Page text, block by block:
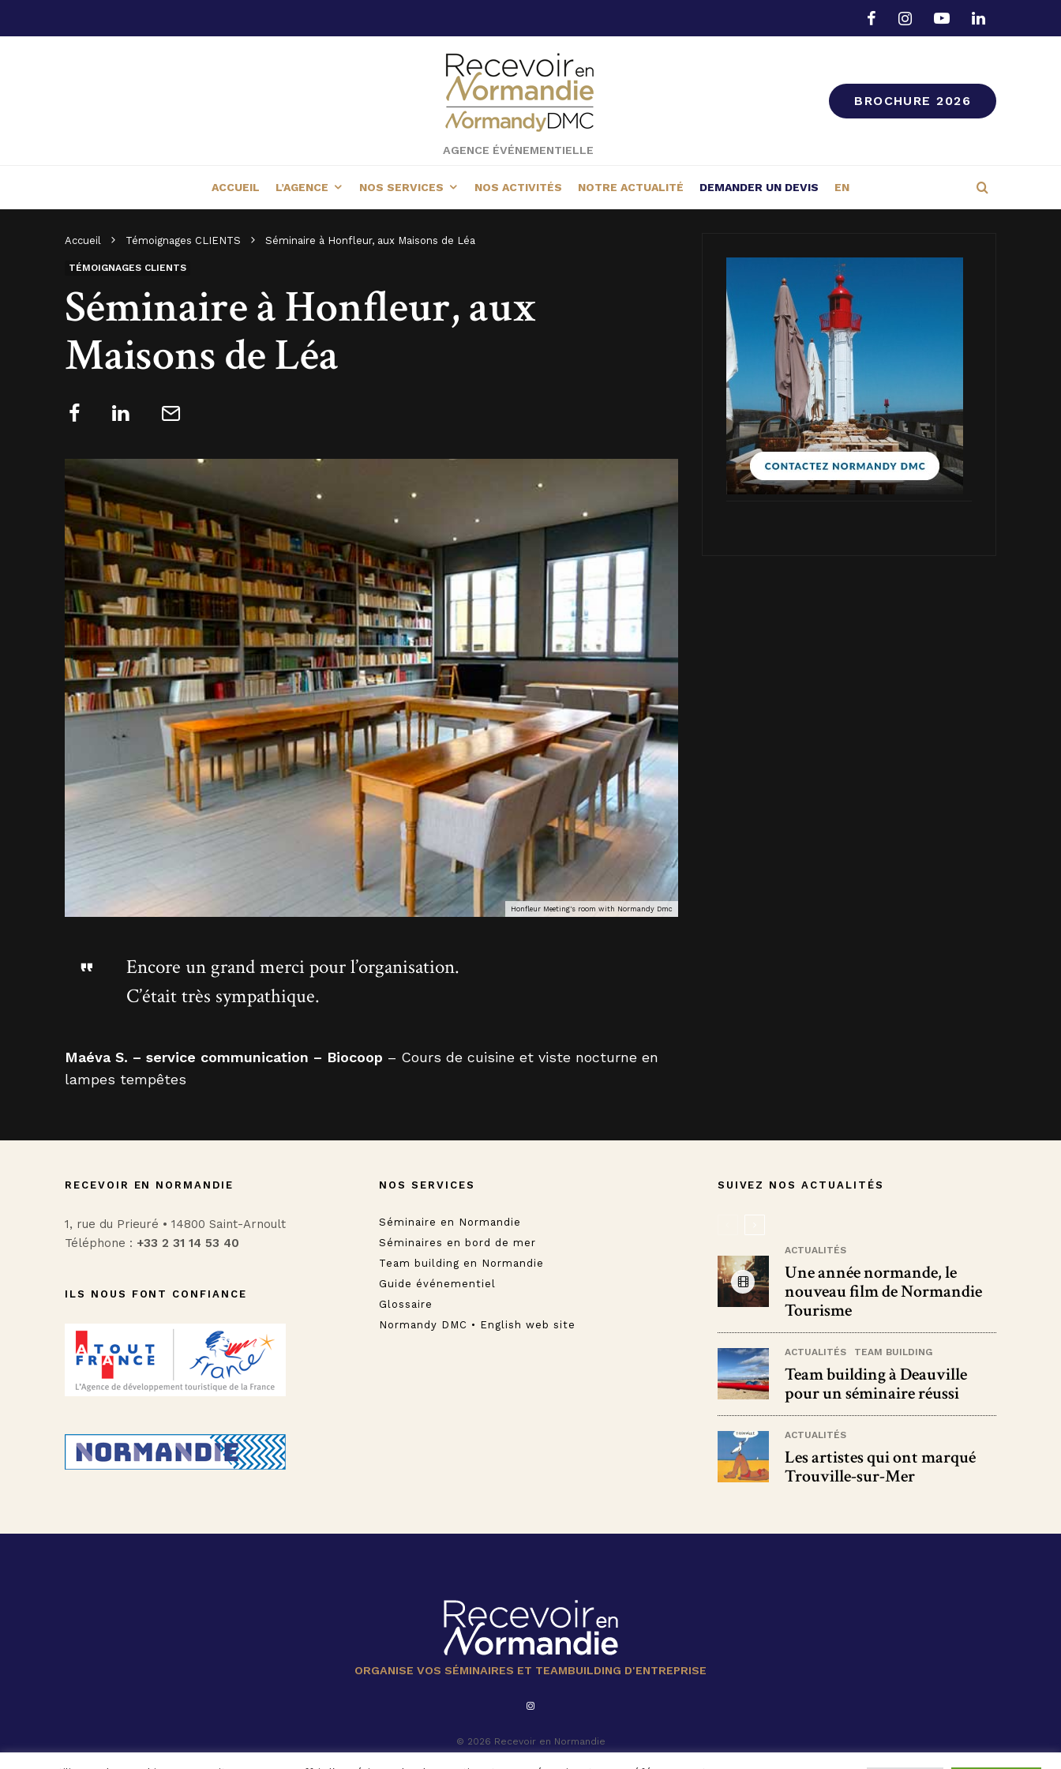
AGENCE ÉVÉNEMENTIELLE
BROCHURE 2026
ACCUEIL L’AGENCE NOS SERVICES NOS ACTIVITÉS NOTRE ACTUALITÉ DEMANDER UN DEVIS EN
Accueil Témoignages CLIENTS Séminaire à Honfleur, aux Maisons de Léa
TÉMOIGNAGES CLIENTS
Séminaire à Honfleur, aux
Maisons de Léa
Honfleur Meeting's room with Normandy Dmc
Encore un grand merci pour l’organisation.
C’était très sympathique.
Maéva S. – service communication – Biocoop – Cours de cuisine et viste nocturne en
lampes tempêtes
RECEVOIR EN NORMANDIE
1, rue du Prieuré • 14800 Saint-Arnoult
Téléphone : +33 2 31 14 53 40
ILS NOUS FONT CONFIANCE
NOS SERVICES
Séminaire en Normandie
Séminaires en bord de mer
Team building en Normandie
Guide événementiel
Glossaire
Normandy DMC • English web site
SUIVEZ NOS ACTUALITÉS
ACTUALITÉS
Une année normande, le
nouveau film de Normandie
Tourisme
ACTUALITÉS TEAM BUILDING
Team building à Deauville
pour un séminaire réussi
ACTUALITÉS
Les artistes qui ont marqué
Trouville-sur-Mer
ORGANISE VOS SÉMINAIRES ET TEAMBUILDING D'ENTREPRISE
© 2026 Recevoir en Normandie